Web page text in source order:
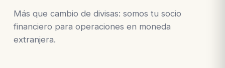
Más que cambio de divisas: somos tu socio
financiero para operaciones en moneda
extranjera.